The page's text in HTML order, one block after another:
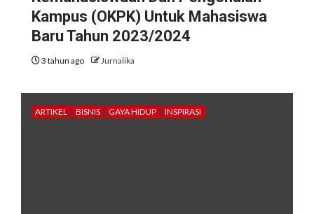
Kampus (OKPK) Untuk Mahasiswa
Baru Tahun 2023/2024
3 tahun ago Jurnalika
ARTIKEL BISNIS GAYA HIDUP INSPIRASI